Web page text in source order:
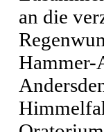
an die
Hammer-